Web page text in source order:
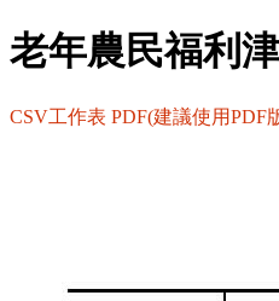
老年農民福利
CSV工作表 PDF(建議使用PDF